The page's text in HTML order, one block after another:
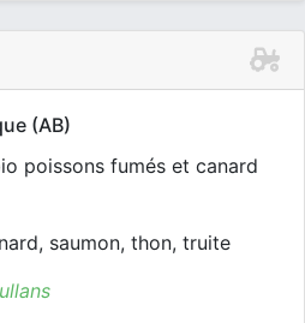
(AB)
poissons fumés et canard
saumon, thon, truite